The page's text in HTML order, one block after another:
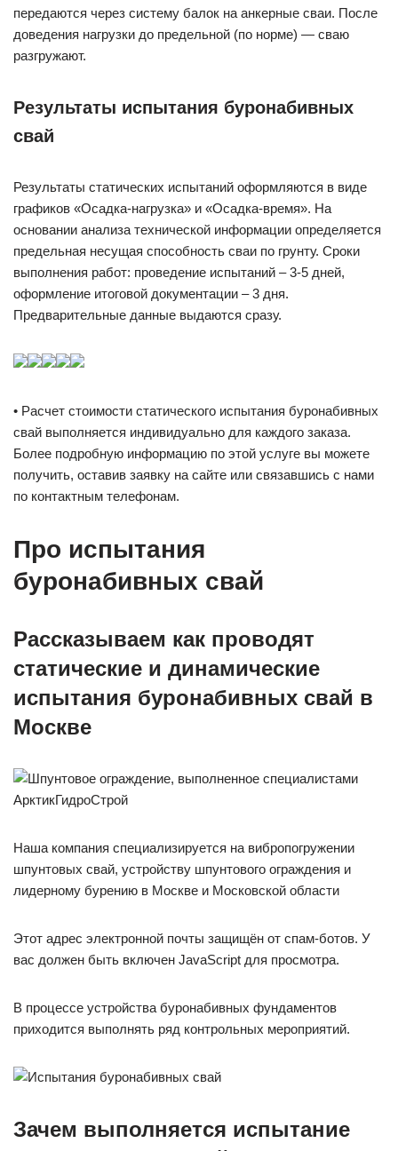
передаются через систему балок на анкерные сваи. После
доведения нагрузки до предельной (по норме) — сваю
разгружают.
Результаты испытания буронабивных
свай
Результаты статических испытаний оформляются в виде
графиков «Осадка-нагрузка» и «Осадка-время». На
основании анализа технической информации определяется
предельная несущая способность сваи по грунту. Сроки
выполнения работ: проведение испытаний – 3-5 дней,
оформление итоговой документации – 3 дня.
Предварительные данные выдаются сразу.
• Расчет стоимости cтатического испытания буронабивных
свай выполняется индивидуально для каждого заказа.
Более подробную информацию по этой услуге вы можете
получить, оставив заявку на сайте или связавшись с нами
по контактным телефонам.
Про испытания
буронабивных свай
Рассказываем как проводят
статические и динамические
испытания буронабивных свай в
Москве
Наша компания специализируется на вибропогружении
шпунтовых свай, устройству шпунтового ограждения и
лидерному бурению в Москве и Московской области
Этот адрес электронной почты защищён от спам-ботов. У
вас должен быть включен JavaScript для просмотра.
В процессе устройства буронабивных фундаментов
приходится выполнять ряд контрольных мероприятий.
Зачем выполняется испытание